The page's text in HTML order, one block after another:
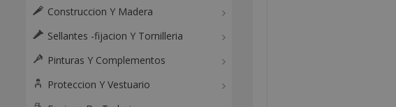
Construccion Y Madera
Sellantes -fijacion Y Tornilleria
Pinturas Y Complementos
Proteccion Y Vestuario